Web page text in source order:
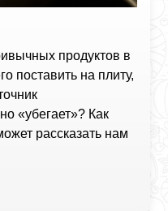
продуктов в
поставить на плиту,
«убегает»? Как
рассказать нам